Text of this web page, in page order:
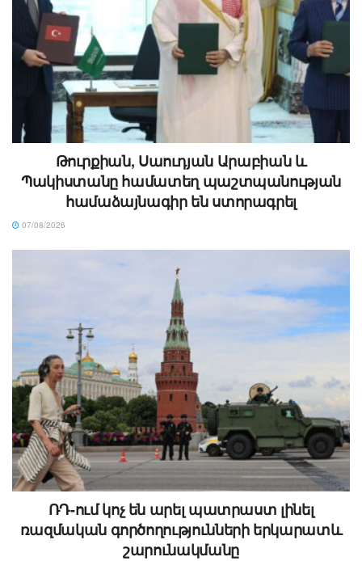
Թուրքիան, Սաուդյան Արաբիան և
Պակիստանը համատեղ պաշտպանության
համաձայնագիր են ստորագրել
07/08/2026
ՌԴ-ում կոչ են արել պատրաստ լինել
ռազմական գործողությունների երկարատև
շարունակմանը